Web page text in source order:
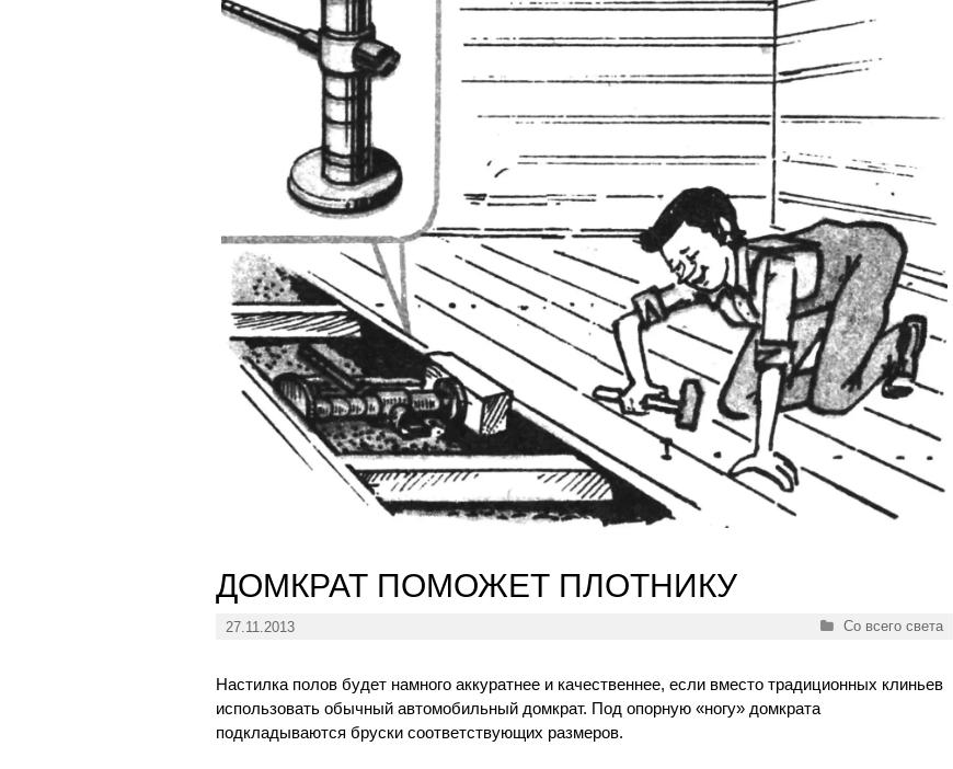
ДОМКРАТ ПОМОЖЕТ ПЛОТНИКУ
27.11.2013 Рубрики
Со всего света
Настилка полов будет намного аккуратнее и качественнее, если вместо традиционных клиньев
использовать обычный автомобильный домкрат. Под опорную «ногу» домкрата
подкладываются бруски соответствующих размеров.